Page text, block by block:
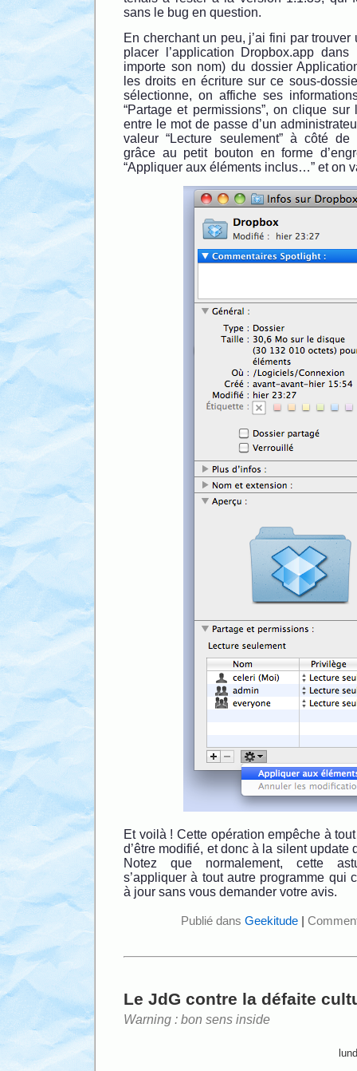
sans le bug en question.
En cherchant un peu, j’ai fini par
placer l’application Dropbox.app
importe son nom) du dossier
les droits en écriture sur ce sous-
sélectionne, on affiche ses
“Partage et permissions”, on clique
entre le mot de passe d’un
valeur “Lecture seulement” à côté
grâce au petit bouton en forme
“Appliquer aux éléments inclus…” et on
Et voilà ! Cette opération empêche à
d’être modifié, et donc à la silent update
Notez que normalement, cette
s’appliquer à tout autre programme qui
à jour sans vous demander votre avis.
Publié dans Geekitude
Le JdG contre la défaite
Warning : bon sens inside